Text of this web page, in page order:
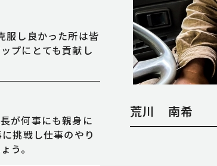
服し良かった所は皆
プにとても貢献し
が何事にも親身に
挑戦し仕事のやり
う。
荒川 南希